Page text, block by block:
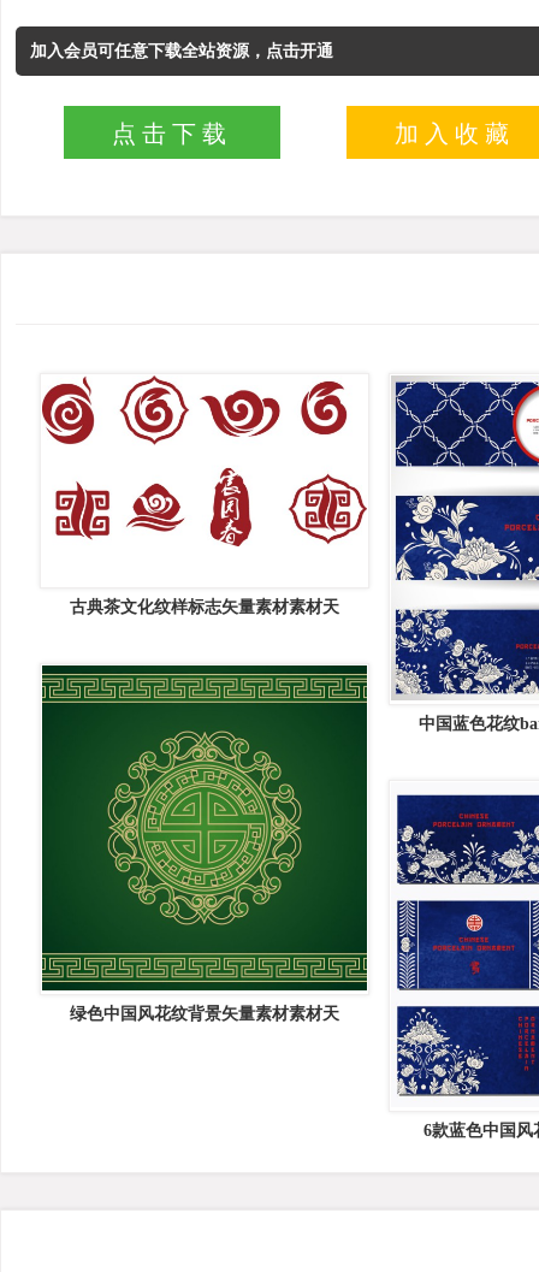
加入会员可任意下载全站资源，点击开通
点击下载 加入收藏
古典茶文化纹样标志矢量素材素材天
中国蓝色花纹
绿色中国风花纹背景矢量素材素材天
6款蓝色中国风